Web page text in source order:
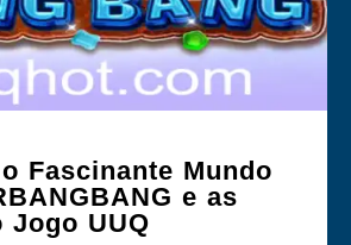
Fascinante Mundo
e as
Jogo UUQ